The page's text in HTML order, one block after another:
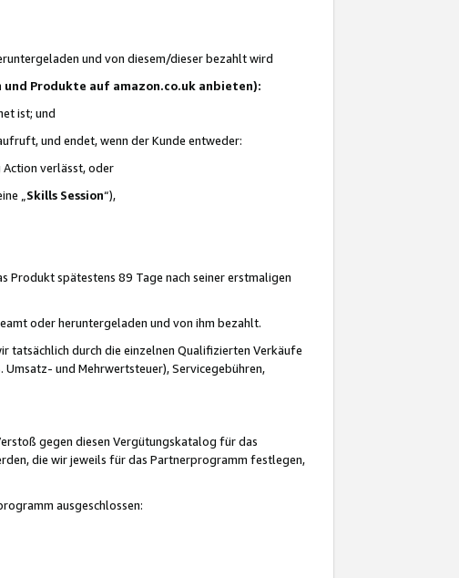
und von diesem/dieser bezahlt wird
Produkte auf amazon.co.uk anbieten):
ist; und
und endet, wenn der Kunde entweder:
verlässt, oder
„ Skills Session“),
spätestens 89 Tage nach seiner erstmaligen
oder heruntergeladen und von ihm bezahlt.
tatsächlich durch die einzelnen Qualifizierten Verkäufe
und Mehrwertsteuer), Servicegebühren,
gegen diesen Vergütungskatalog für das
die wir jeweils für das Partnerprogramm festlegen,
ausgeschlossen: